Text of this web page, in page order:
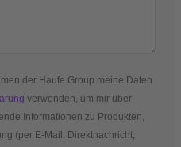
der Haufe Group meine Daten
verwenden, um mir über
Informationen zu Produkten,
(per E-Mail, Direktnachricht,